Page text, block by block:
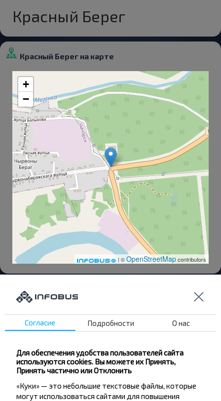
Красный Берег
Красный Берег на карте
+
−
| ©OpenStreetMapcontributors
Чечерск АС
Восточная Ул.
Лицей
Сельсовет
Кремень
Согласие Подробности О нас
Для обеспечения удобства пользователей сайта
используются cookies. Вы можете их Принять,
Принять частично или Отклонить
«Куки» — это небольшие текстовые файлы, которые
могут использоваться сайтами для повышения